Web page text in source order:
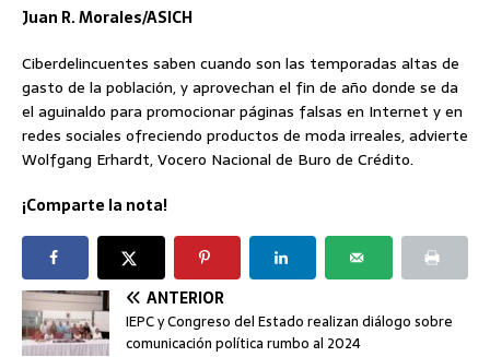
Juan R. Morales/ASICH
Ciberdelincuentes saben cuando son las temporadas altas de
gasto de la población, y aprovechan el fin de año donde se da
el aguinaldo para promocionar páginas falsas en Internet y en
redes sociales ofreciendo productos de moda irreales, advierte
Wolfgang Erhardt, Vocero Nacional de Buro de Crédito.
¡Comparte la nota!
ANTERIOR
IEPC y Congreso del Estado realizan diálogo sobre
comunicación política rumbo al 2024